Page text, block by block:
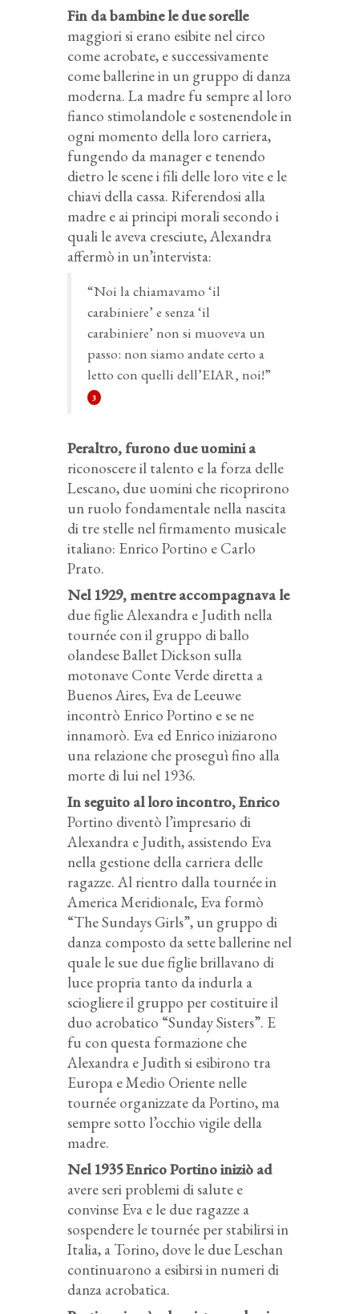
Fin da bambine le due sorelle
maggiori si erano esibite nel circo
come acrobate, e successivamente
come ballerine in un gruppo di danza
moderna. La madre fu sempre al loro
fianco stimolandole e sostenendole in
ogni momento della loro carriera,
fungendo da manager e tenendo
dietro le scene i fili delle loro vite e le
chiavi della cassa. Riferendosi alla
madre e ai principi morali secondo i
quali le aveva cresciute, Alexandra
affermò in un’intervista:
“Noi la chiamavamo ‘il
carabiniere’ e senza ‘il
carabiniere’ non si muoveva un
passo: non siamo andate certo a
letto con quelli dell’EIAR, noi!”
3
Peraltro, furono due uomini a
riconoscere il talento e la forza delle
Lescano, due uomini che ricoprirono
un ruolo fondamentale nella nascita
di tre stelle nel firmamento musicale
italiano: Enrico Portino e Carlo
Prato.
Nel 1929, mentre accompagnava le
due figlie Alexandra e Judith nella
tournée con il gruppo di ballo
olandese Ballet Dickson sulla
motonave Conte Verde diretta a
Buenos Aires, Eva de Leeuwe
incontrò Enrico Portino e se ne
innamorò. Eva ed Enrico iniziarono
una relazione che proseguì fino alla
morte di lui nel 1936.
In seguito al loro incontro, Enrico
Portino diventò l’impresario di
Alexandra e Judith, assistendo Eva
nella gestione della carriera delle
ragazze. Al rientro dalla tournée in
America Meridionale, Eva formò
“The Sundays Girls”, un gruppo di
danza composto da sette ballerine nel
quale le sue due figlie brillavano di
luce propria tanto da indurla a
sciogliere il gruppo per costituire il
duo acrobatico “Sunday Sisters”. E
fu con questa formazione che
Alexandra e Judith si esibirono tra
Europa e Medio Oriente nelle
tournée organizzate da Portino, ma
sempre sotto l’occhio vigile della
madre.
Nel 1935 Enrico Portino iniziò ad
avere seri problemi di salute e
convinse Eva e le due ragazze a
sospendere le tournée per stabilirsi in
Italia, a Torino, dove le due Leschan
continuarono a esibirsi in numeri di
danza acrobatica.